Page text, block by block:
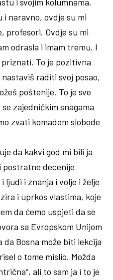
i naravno, ovdje su mi
profesori. Ovdje su mi
odrasla i imam tremu. I
To je pozitivna
raditi svoj posao,
poštenije. To je sve
zajedničkim snagama
zvati komadom slobode
da kakvi god mi bili ja
postratne decenije
ljudi i znanja i volje i želje
i uprkos vlastima, koje
da ćemo uspjeti da se
sa Evropskom Unijom
Bosna može biti lekcija
o tome mislio. Možda
ali to sam ja i to je